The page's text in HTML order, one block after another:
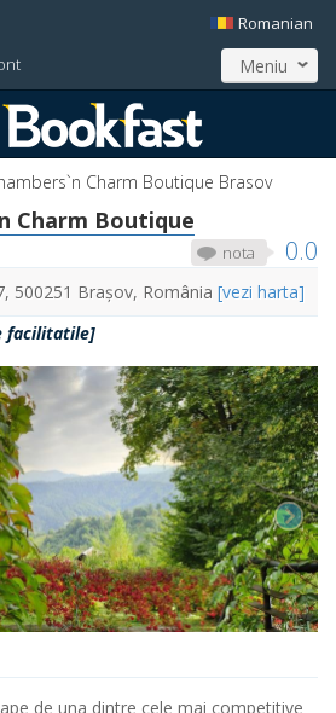
Romanian
Meniu
Charm Boutique Brasov
Charm Boutique
nota 0.0
500251 Brașov, România [vezi harta]
facilitatile]
de una dintre cele mai competitive